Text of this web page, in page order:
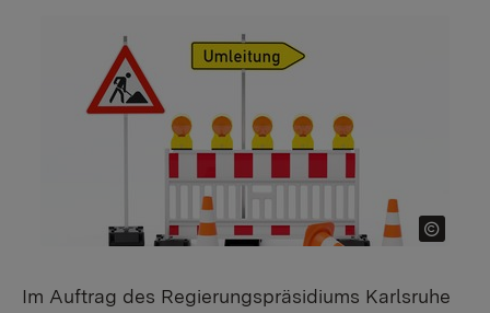
Im Auftrag des Regierungspräsidiums Karlsruhe